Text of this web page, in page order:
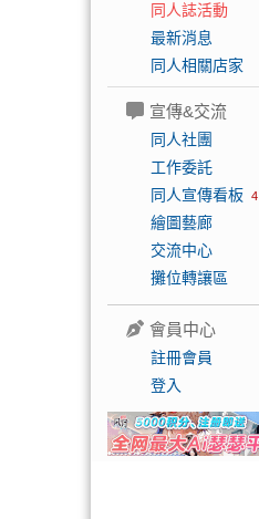
同人誌活動
最新消息
同人相關店家
宣傳&交流
同人社團
工作委託
同人宣傳看板 4
繪圖藝廊
交流中心
攤位轉讓區
會員中心
註冊會員
登入